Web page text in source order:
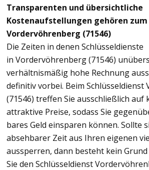
Transparenten und übersichtliche
Kostenaufstellungen gehören zum
Vordervöhrenberg (71546)
Die Zeiten in denen Schlüsseldienste
in Vordervöhrenberg (71546)
verhältnismäßig hohe Rechnung
definitiv vorbei. Beim
(71546) treffen Sie ausschließlich auf
attraktive Preise, sodass Sie
bares Geld einsparen können. Sollte
absehbarer Zeit aus Ihren eigenen
aussperren, dann besteht kein
Sie den Schlüsseldienst